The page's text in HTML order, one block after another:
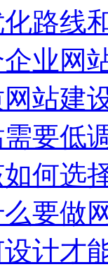
路线
业网
站建
要低
何选
要做
计才